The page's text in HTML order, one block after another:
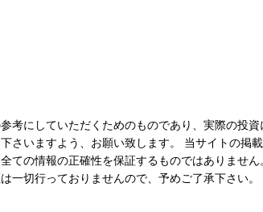
考にしていただくためのものであり、実際の投資
さいますよう、お願い致します。 当サイトの掲載
ての情報の正確性を保証するものではありません
一切行っておりませんので、予めご了承下さい。